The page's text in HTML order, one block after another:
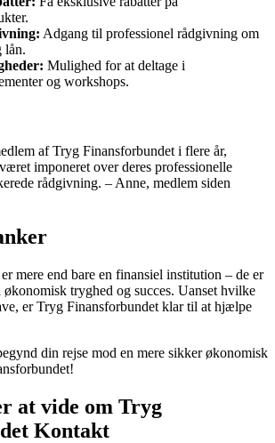
Adgang til professionel rådgivning om
lån.
Mulighed for at deltage i
og workshops.
af Tryg Finansforbundet i flere år,
imponeret over deres professionelle
rådgivning. – Anne, medlem siden
mere end bare en finansiel institution – de er
økonomisk tryghed og succes. Uanset hvilke
er Tryg Finansforbundet klar til at hjælpe
din rejse mod en mere sikker økonomisk
at vide om Tryg
Kontakt